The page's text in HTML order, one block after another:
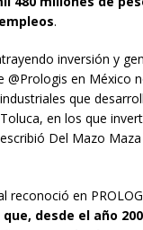
.
inversión y
@Prologis en México
que
en los que
Del Mazo
reconoció en
desde el año